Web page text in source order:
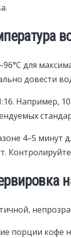
для
довести
Например,
4–5 минут
порции кофе